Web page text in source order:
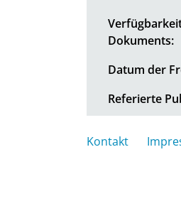
Dokuments:
Datum der
Referierte
Kontakt